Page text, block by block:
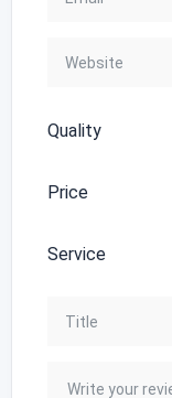
Quality
Price
Service